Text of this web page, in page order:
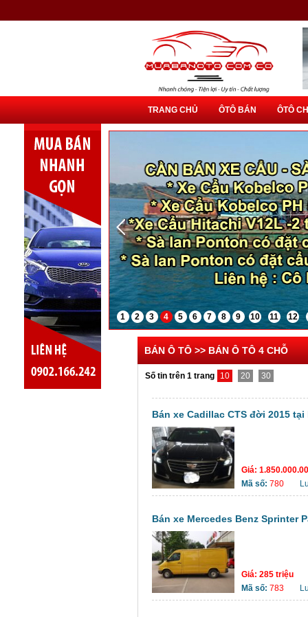
TRANG CHỦ ÔTÔ BÁN ÔTÔ
1 2 3 4 5 6 7 8 9 10 11 12
BÁN Ô TÔ >> BÁN Ô TÔ 4 CHỖ
Số tin trên 1 trang 10 20 30
Bán xe Cadillac CTS đời 2015
Giá:
Mã số: 780
Bán xe Mercedes Benz Sprinter
Giá: 285 triệu
Mã số: 783